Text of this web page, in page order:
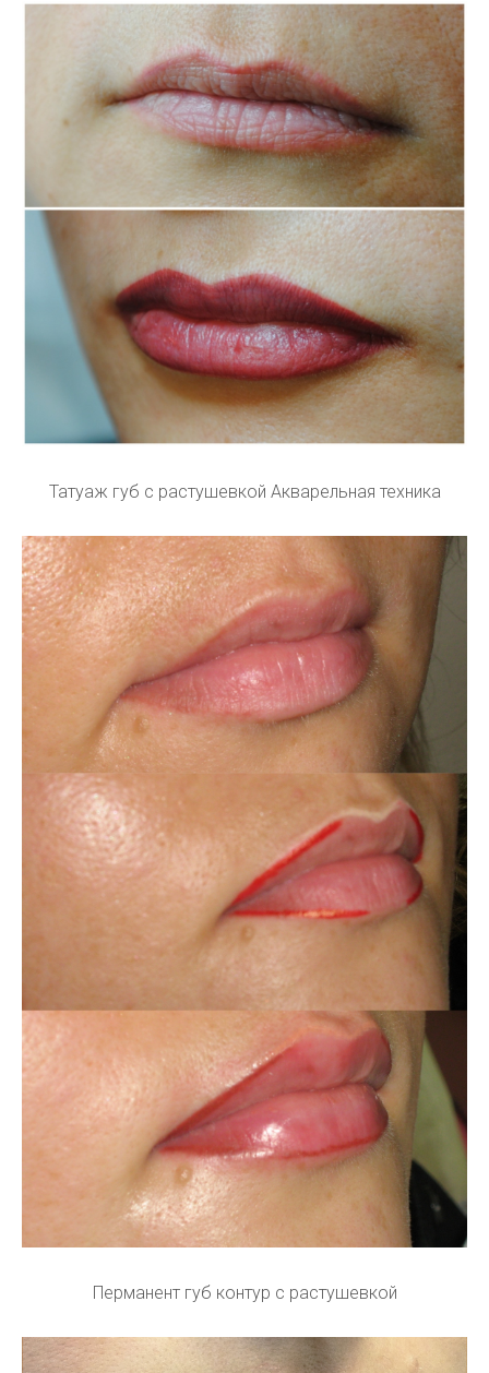
Татуаж губ с растушевкой Акварельная техника
Перманент губ контур с растушевкой